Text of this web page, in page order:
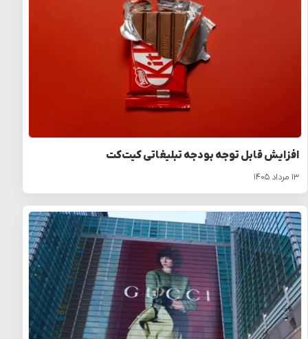
افزایش قابل توجه بودجه تبلیغاتی کیت‌کت
۱۳ مرداد ۱۴۰۵